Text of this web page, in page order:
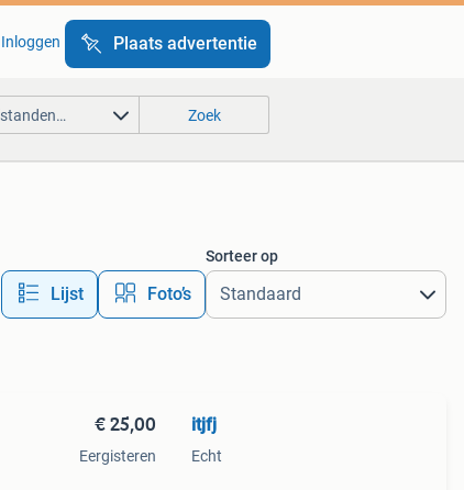
Inloggen Plaats advertentie
Zoek
Lijst Foto’s
Sorteer op
€ 25,00
Eergisteren
itjfj
Echt